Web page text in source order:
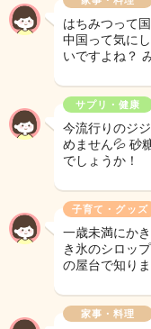
はちみつって
中国って気に
いですよね？
サプリ・健康
今流行りのジ
めません💦 砂
でしょうか！
子育て・グッズ
一歳未満にか
き氷のシロッ
の屋台で知り
家事・料理